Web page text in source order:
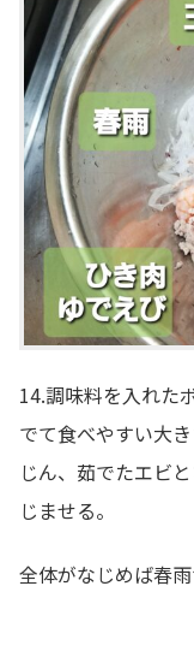
14.調味料を入れた
でて食べやすい大
じん、茹でたエビ
じませる。
全体がなじめば春